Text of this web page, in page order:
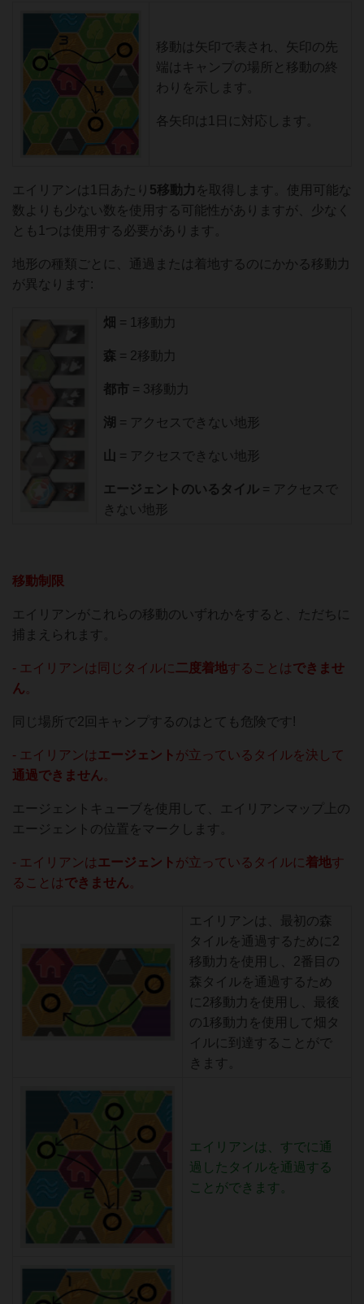
移動は矢印で表され、矢印の先
端はキャンプの場所と移動の終
わりを示します。
各矢印は1日に対応します。
エイリアンは1日あたり 5移動力 を取得します。使用可能な
数よりも少ない数を使用する可能性がありますが、少なく
とも1つは使用する必要があります。
地形の種類ごとに、通過または着地するのにかかる移動力
が異なります:
畑 = 1移動力
森 = 2移動力
都市 = 3移動力
湖 = アクセスできない地形
山 = アクセスできない地形
エージェントのいるタイル = アクセスで
きない地形
移動制限
エイリアンがこれらの移動のいずれかをすると、ただちに
捕まえられます。
- エイリアンは同じタイルに 二度着地することはできませ
ん
同じ場所で2回キャンプするのはとても危険です!
- エイリアンはエージェント が立っているタイルを決して
通過できません
エージェントキューブを使用して、エイリアンマップ上の
エージェントの位置をマークします。
- エイリアンはエージェント が立っているタイルに 着地す
ることはできません
エイリアンは、最初の森
タイルを通過するために2
移動力を使用し、2番目の
森タイルを通過するため
に2移動力を使用し、最後
の1移動力を使用して畑タ
イルに到達することがで
きます。
エイリアンは、すでに通
過したタイルを通過する
ことができます。